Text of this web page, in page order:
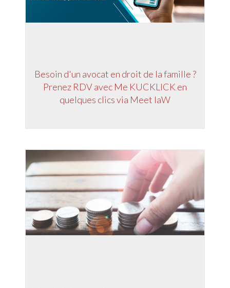
Besoin d'un avocat en droit de la famille ?
Prenez RDV avec Me KUCKLICK en
quelques clics via Meet laW